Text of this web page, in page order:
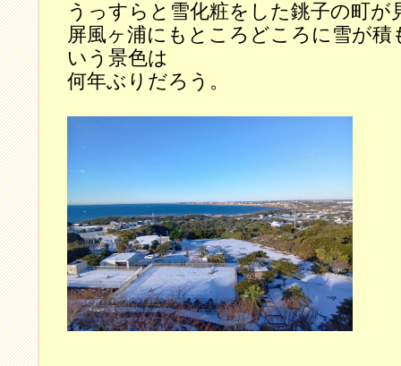
うっすらと雪化粧をした銚子の町が
屏風ヶ浦にもところどころに雪が積
いう景色は
何年ぶりだろう。